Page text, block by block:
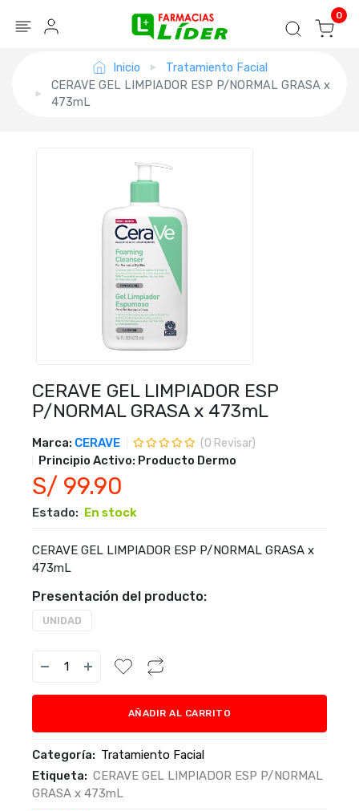
Seguir mi pedido 0
Inicio
Tratamiento Facial
CERAVE GEL LIMPIADOR ESP P/NORMAL GRASA x
473mL
CERAVE GEL LIMPIADOR ESP
P/NORMAL GRASA x 473mL
Marca: CERAVE (0 Revisar)
Principio Activo: Producto Dermo
S/ 99.90
Estado: En stock
CERAVE GEL LIMPIADOR ESP P/NORMAL GRASA x
473mL
Presentación del producto:
UNIDAD
AÑADIR AL CARRITO
Categoría: Tratamiento Facial
Etiqueta: CERAVE GEL LIMPIADOR ESP P/NORMAL
GRASA x 473mL